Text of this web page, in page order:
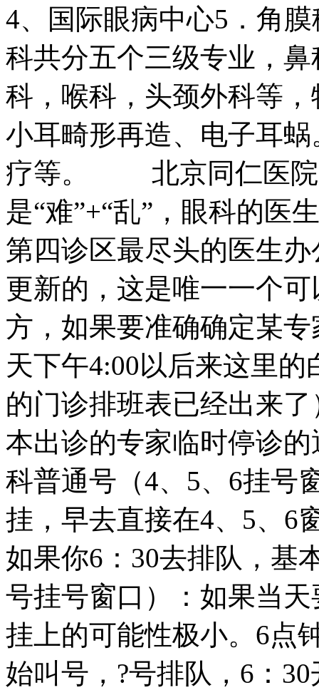
4、国际眼病中心5．角
科共分五个三级专业，
科，喉科，头颈外科等
小耳畸形再造、电子耳
疗等。 北京同仁医院
是“难”+“乱”，眼科的医
第四诊区最尽头的医生
更新的，这是唯一一个
方，如果要准确确定某
天下午4:00以后来这里
的门诊排班表已经出来
本出诊的专家临时停诊
科普通号（4、5、6挂号
挂，早去直接在4、5、6
如果你6：30去排队，基
号挂号窗口）：如果当
挂上的可能性极小。6点
始叫号，?号排队，6：